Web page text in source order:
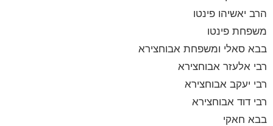
הרב יאשיהו פינטו
משפחת פינטו
בבא סאלי ומשפחת אבוחצירא
רבי אלעזר אבוחצירא
רבי יעקב אבוחצירא
רבי דוד אבוחצירא
בבא חאקי